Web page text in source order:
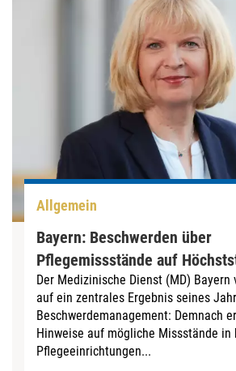
Allgemein
Bayern: Beschwerden über
Pflegemissstände auf
Der Medizinische Dienst (MD)
auf ein zentrales Ergebnis seines
Beschwerdemanagement: Demnach
Hinweise auf mögliche Missstände in
Pflegeeinrichtungen...